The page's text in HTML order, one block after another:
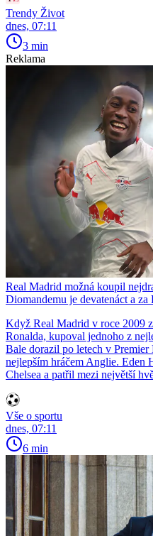
Trendy Život
dnes, 07:11
3 min
Reklama
Real Madrid možná koupil
Diomandemu je devatenáct a
Když Real Madrid v roce 2009
Ronalda, kupoval jednoho z
Bale dorazil po letech v Premier
nejlepším hráčem Anglie. Eden
Chelsea a patřil mezi největší
Vše o sportu
dnes, 07:11
6 min